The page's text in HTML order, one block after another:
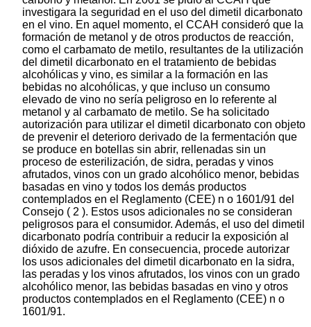
investigara la seguridad en el uso del dimetil dicarbonato
en el vino. En aquel momento, el CCAH consideró que la
formación de metanol y de otros productos de reacción,
como el carbamato de metilo, resultantes de la utilización
del dimetil dicarbonato en el tratamiento de bebidas
alcohólicas y vino, es similar a la formación en las
bebidas no alcohólicas, y que incluso un consumo
elevado de vino no sería peligroso en lo referente al
metanol y al carbamato de metilo. Se ha solicitado
autorización para utilizar el dimetil dicarbonato con objeto
de prevenir el deterioro derivado de la fermentación que
se produce en botellas sin abrir, rellenadas sin un
proceso de esterilización, de sidra, peradas y vinos
afrutados, vinos con un grado alcohólico menor, bebidas
basadas en vino y todos los demás productos
contemplados en el Reglamento (CEE) n o 1601/91 del
Consejo ( 2 ). Estos usos adicionales no se consideran
peligrosos para el consumidor. Además, el uso del dimetil
dicarbonato podría contribuir a reducir la exposición al
dióxido de azufre. En consecuencia, procede autorizar
los usos adicionales del dimetil dicarbonato en la sidra,
las peradas y los vinos afrutados, los vinos con un grado
alcohólico menor, las bebidas basadas en vino y otros
productos contemplados en el Reglamento (CEE) n o
1601/91.